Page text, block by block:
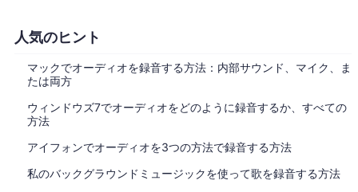
人気のヒント
マックでオーディオを録音する方法：内部サウンド、マイク、ま
たは両方
ウィンドウズ7でオーディオをどのように録音するか、すべての
方法
アイフォンでオーディオを3つの方法で録音する方法
私のバックグラウンドミュージックを使って歌を録音する方法